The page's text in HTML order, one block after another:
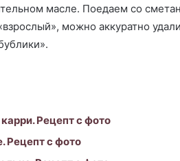
масле. Поедаем со
можно аккуратно
Рецепт с фото
Рецепт с фото